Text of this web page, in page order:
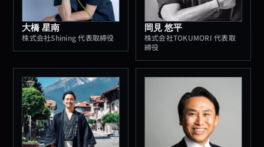
大橋 星南
株式会社Shining 代表取締役
岡見 悠平
株式会社TOKUMORI 代表取
締役